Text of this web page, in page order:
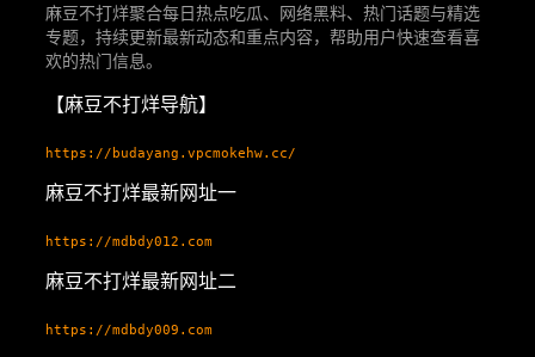
麻豆不打烊聚合每日热点吃瓜、网络黑料、热门话题与精选
专题，持续更新最新动态和重点内容，帮助用户快速查看喜
欢的热门信息。
【麻豆不打烊导航】
https://budayang.vpcmokehw.cc/
麻豆不打烊最新网址一
https://mdbdy012.com
麻豆不打烊最新网址二
https://mdbdy009.com